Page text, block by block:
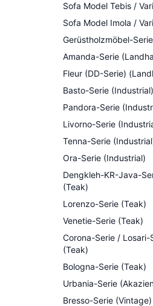
Sofa Model Tebis /
Sofa Model Imola /
Gerüstholzmöbel-Serie
Amanda-Serie
Fleur (DD-Serie)
Basto-Serie (Industrial)
Pandora-Serie
Livorno-Serie
Tenna-Serie
Ora-Serie (Industrial)
Dengkleh-KR-Java-
(Teak)
Lorenzo-Serie (Teak)
Venetie-Serie (Teak)
Corona-Serie / Losari-
(Teak)
Bologna-Serie (Teak)
Urbania-Serie
Bresso-Serie (Vintage)